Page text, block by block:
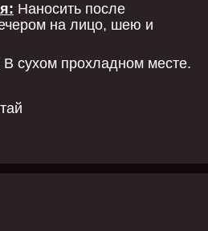
Наносить после
на лицо, шею и
В сухом прохладном месте.